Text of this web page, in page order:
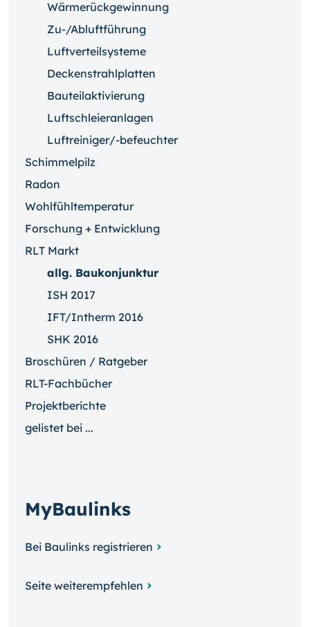
Wärmerückgewinnung
Zu-/Abluftführung
Luftverteilsysteme
Deckenstrahlplatten
Bauteilaktivierung
Luftschleieranlagen
Luftreiniger/-befeuchter
Schimmelpilz
Radon
Wohlfühltemperatur
Forschung + Entwicklung
RLT Markt
allg. Baukonjunktur
ISH 2017
IFT/Intherm 2016
SHK 2016
Broschüren / Ratgeber
RLT-Fachbücher
Projektberichte
gelistet bei ...
MyBaulinks
Bei Baulinks registrieren
Seite weiterempfehlen